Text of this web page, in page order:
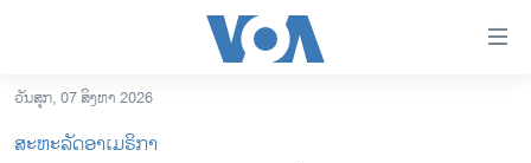
ເຂົ້າ
ຫາ
ວັນສຸກ, 07 ສິງຫາ 2026
ສະຫະລັດອາເມຣິກາ